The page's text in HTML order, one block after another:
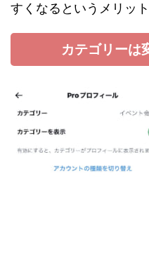
すくなるというメリッ
カテゴリーは